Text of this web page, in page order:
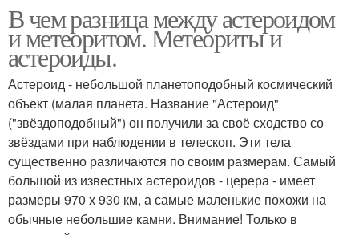
В чем разница между астероидом
и метеоритом. Метеориты и
астероиды.
Астероид - небольшой планетоподобный космический
объект (малая планета. Название "Астероид"
("звёздоподобный") он получили за своё сходство со
звёздами при наблюдении в телескоп. Эти тела
существенно различаются по своим размерам. Самый
большой из известных астероидов - церера - имеет
размеры 970 х 930 км, а самые маленькие похожи на
обычные небольшие камни. Внимание! Только в